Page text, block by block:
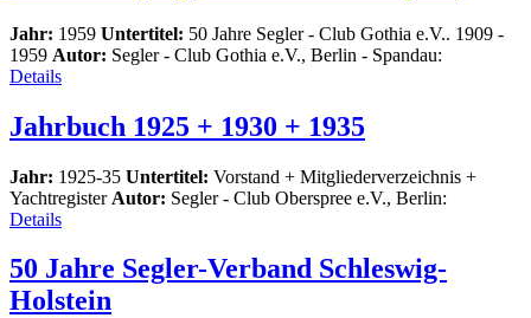
Jahr: 1959 Untertitel: 50 Jahre Segler - Club Gothia e.V.. 1909 -
1959 Autor: Segler - Club Gothia e.V., Berlin - Spandau:
Details
Jahrbuch 1925 + 1930 + 1935
Jahr: 1925-35 Untertitel: Vorstand + Mitgliederverzeichnis +
Yachtregister Autor: Segler - Club Oberspree e.V., Berlin:
Details
50 Jahre Segler-Verband Schleswig-
Holstein